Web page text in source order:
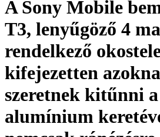
A Sony Mobile
T3, lenyűgöző 4
rendelkező
kifejezetten
szeretnek kitűnni
alumínium